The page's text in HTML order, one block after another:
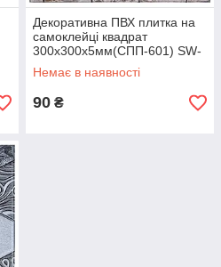
Декоративна ПВХ плитка на
самоклейці квадрат
300х300х5мм(СПП-601) SW-
00000668 вологостійка
Немає в наявності
90 ₴